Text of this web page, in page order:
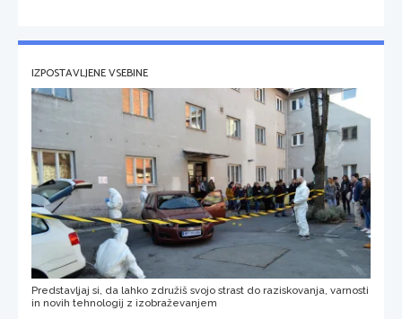
IZPOSTAVLJENE VSEBINE
Predstavljaj si, da lahko združiš svojo strast do raziskovanja, varnosti
in novih tehnologij z izobraževanjem